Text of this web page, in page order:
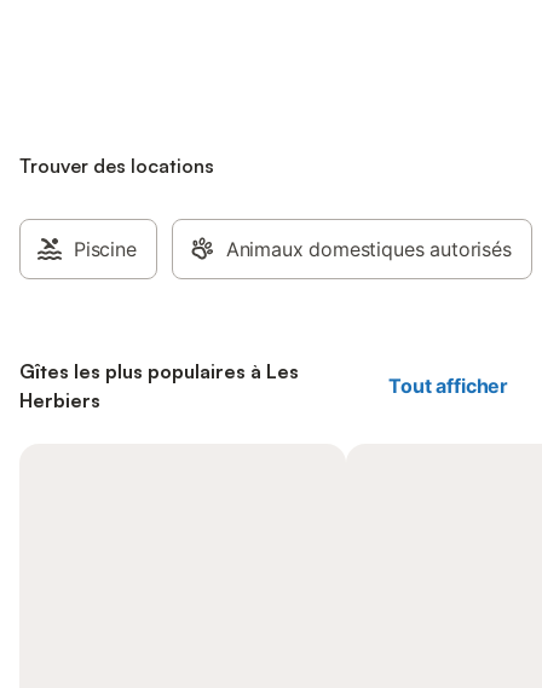
Trouver des locations
Piscine Animaux domestiques autorisés
Gîtes les plus populaires à Les
Herbiers
Tout afficher